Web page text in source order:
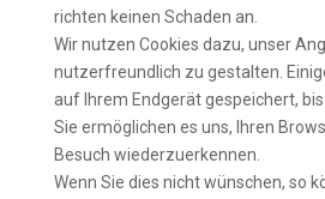
richten keinen Schaden an.
Wir nutzen Cookies dazu, unser
nutzerfreundlich zu gestalten.
auf Ihrem Endgerät gespeichert, bis
Sie ermöglichen es uns, Ihren
Besuch wiederzuerkennen.
Wenn Sie dies nicht wünschen, so